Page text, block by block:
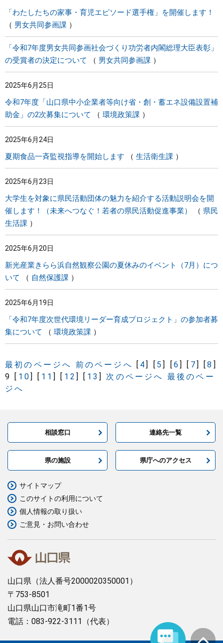
「わたしたちの家事・育児エピソード選手権」を開催します！
男女共同参画課
「令和7年度男女共同参画社会づくり功労者内閣総理大臣表彰」
の受賞者の決定について
男女共同参画課
2025年6月25日
令和7年度「山口県中小企業者等向け省・創・蓄エネ設備設置補
助金」の2次募集について
環境政策課
2025年6月24日
夏期食品一斉監視指導を開始します 生活衛生課
2025年6月23日
大学生を対象に県民活動団体の魅力を紹介する活動説明会を開
催します！（未来へつなぐ！若者の県民活動促進事業）
県民
生活課
2025年6月20日
新光産業きらら浜自然観察公園の夏休みのイベント（7月）につ
いて
自然保護課
2025年6月19日
「令和7年度次世代環境リーダー育成プロジェクト」の参加者募
集について
環境政策課
最初のページへ 前のページへ [ 4] [ 5] [6] [ 7] [8 ]
9
[ 10] [ 11] [ 12] [ 13] 次のページへ 最後のペー
ジへ
相談窓口 連絡先一覧
県の施設 県庁へのアクセス
山口県 （法人番号2000020350001）
〒753-8501
山口県山口市滝町1番1号
電話：083-922-3111（代表）
サイトマップ
このサイトの利用について
個人情報の取り扱い
ご意見・お問い合わせ